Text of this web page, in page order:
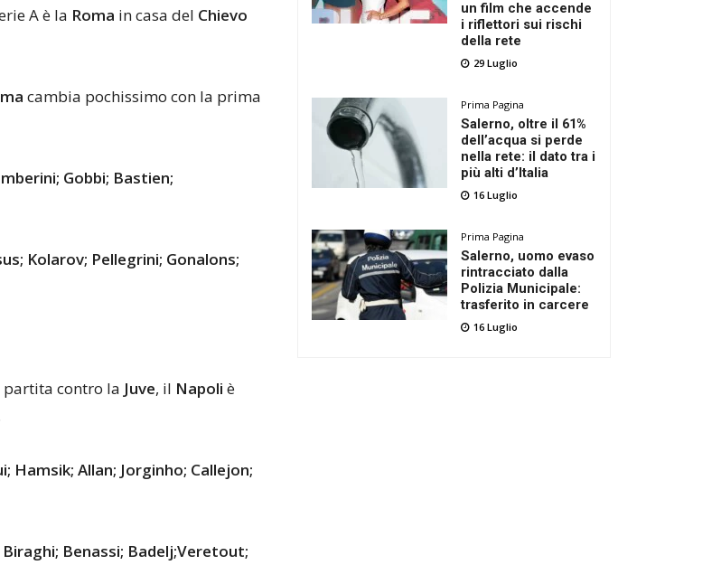
A è la Roma in casa del Chievo
cambia pochissimo con la prima
Gobbi; Bastien;
Kolarov; Pellegrini; Gonalons;
partita contro la Juve, il Napoli è
Hamsik; Allan; Jorginho; Callejon;
Benassi; Badelj;Veretout;
un film che accende
i riflettori sui rischi
della rete
29 Luglio
Prima Pagina
Salerno, oltre il 61%
dell’acqua si perde
nella rete: il dato tra i
più alti d’Italia
16 Luglio
Prima Pagina
Salerno, uomo evaso
rintracciato dalla
Polizia Municipale:
trasferito in carcere
16 Luglio